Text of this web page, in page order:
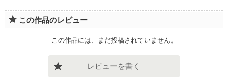
この作品のレビュー
この作品には、まだ投稿されていません。
レビューを書く